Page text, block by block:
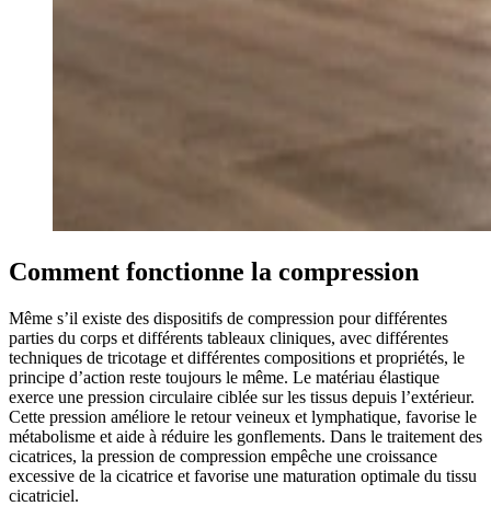
Comment fonctionne la compression
Même s’il existe des dispositifs de compression pour différentes
parties du corps et différents tableaux cliniques, avec différentes
techniques de tricotage et différentes compositions et propriétés, le
principe d’action reste toujours le même. Le matériau élastique
exerce une pression circulaire ciblée sur les tissus depuis l’extérieur.
Cette pression améliore le retour veineux et lymphatique, favorise le
métabolisme et aide à réduire les gonflements. Dans le traitement des
cicatrices, la pression de compression empêche une croissance
excessive de la cicatrice et favorise une maturation optimale du tissu
cicatriciel.